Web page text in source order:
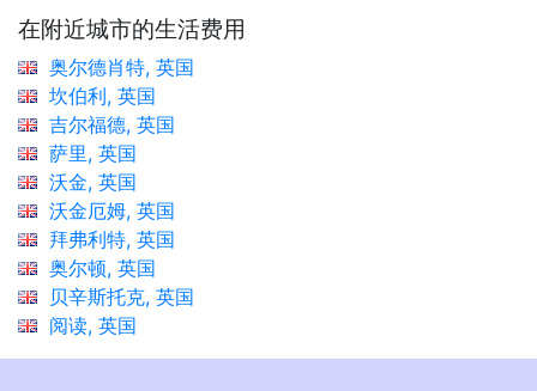
在附近城市的生活费用
奥尔德肖特, 英国
坎伯利, 英国
吉尔福德, 英国
萨里, 英国
沃金, 英国
沃金厄姆, 英国
拜弗利特, 英国
奥尔顿, 英国
贝辛斯托克, 英国
阅读, 英国